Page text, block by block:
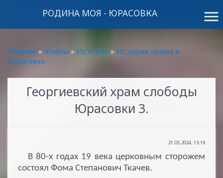
menu
РОДИНА МОЯ - ЮРАСОВКА
Главная » Файлы » История » История храма в
Юрасовке
Георгиевский храм слободы
Юрасовки 3.
21.05.2024, 13:19
В 80-х годах 19 века церковным сторожем
состоял Фома Степанович Ткачев.